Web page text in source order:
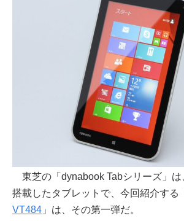
東芝の「dynabook Tabシリーズ」は
搭載したタブレットで、今回紹介する
VT484 」は、その第一弾だ。